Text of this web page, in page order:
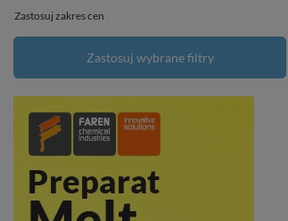
Zastosuj zakres cen
Zastosuj wybrane filtry